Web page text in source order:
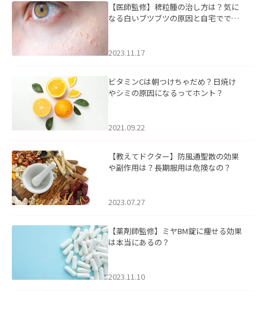
【医師監修】稗粒腫の治し方は？気に
なる白いブツブツの原因と自宅ででき
2023.11.17
ビタミンCは朝つけちゃだめ？日焼け
やシミの原因になるってホント？
2021.09.22
【教えてドクター】防風通聖散の効果
や副作用は？長期服用は危険なの？
2023.07.27
【薬剤師監修】ミヤBM錠に痩せる効果
は本当にあるの？
2023.11.10